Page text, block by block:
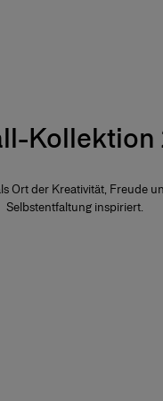
Ort der Kreativität, Freude
Selbstentfaltung inspiriert.